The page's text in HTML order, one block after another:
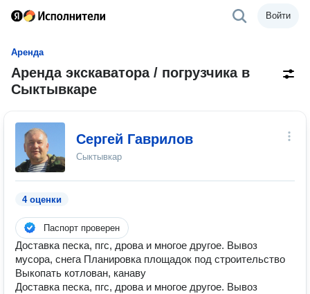
Войти
Аренда
Аренда экскаватора / погрузчика в
Сыктывкаре
Сергей Гаврилов
Сыктывкар
4 оценки
Паспорт проверен
Доставка песка, пгс, дрова и многое другое. Вывоз
мусора, снега Планировка площадок под строительство
Выкопать котлован, канаву
Доставка песка, пгс, дрова и многое другое. Вывоз